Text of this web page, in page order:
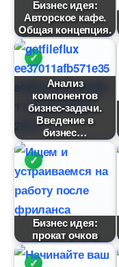
Бизнес идея:
Авторское кафе.
Общая концепция.
Анализ
компоненто
изнес-задачи.
едение
изнес
Бизнес идея:
прокат очко